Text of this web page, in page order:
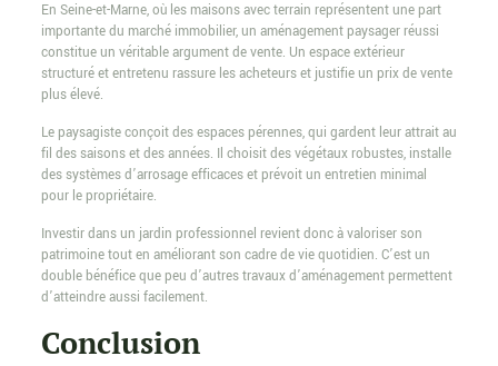
En Seine-et-Marne, où les maisons avec terrain représentent une part
importante du marché immobilier, un aménagement paysager réussi
constitue un véritable argument de vente. Un espace extérieur
structuré et entretenu rassure les acheteurs et justifie un prix de vente
plus élevé.
Le paysagiste conçoit des espaces pérennes, qui gardent leur attrait au
fil des saisons et des années. Il choisit des végétaux robustes, installe
des systèmes d’arrosage efficaces et prévoit un entretien minimal
pour le propriétaire.
Investir dans un jardin professionnel revient donc à valoriser son
patrimoine tout en améliorant son cadre de vie quotidien. C’est un
double bénéfice que peu d’autres travaux d’aménagement permettent
d’atteindre aussi facilement.
Conclusion